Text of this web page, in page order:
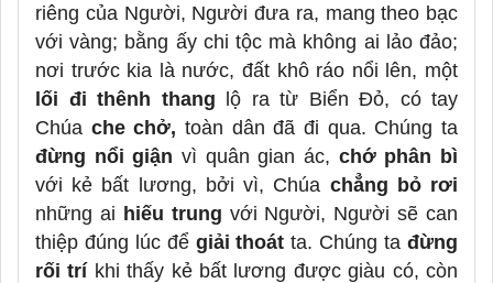
riêng của Người, Người đưa ra, mang theo bạc
với vàng; bằng ấy chi tộc mà không ai lảo đảo;
nơi trước kia là nước, đất khô ráo nổi lên, một
lối đi thênh thang lộ ra từ Biển Đỏ, có tay
Chúa che chở, toàn dân đã đi qua. Chúng ta
đừng nổi giận vì quân gian ác, chớ phân bì
với kẻ bất lương, bởi vì, Chúa chẳng bỏ rơi
những ai hiếu trung với Người, Người sẽ can
thiệp đúng lúc để giải thoát ta. Chúng tađừng
rối tríkhi thấy kẻ bất lương được giàu có, còn